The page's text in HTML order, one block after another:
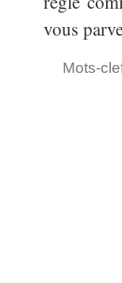
vous
Mots-